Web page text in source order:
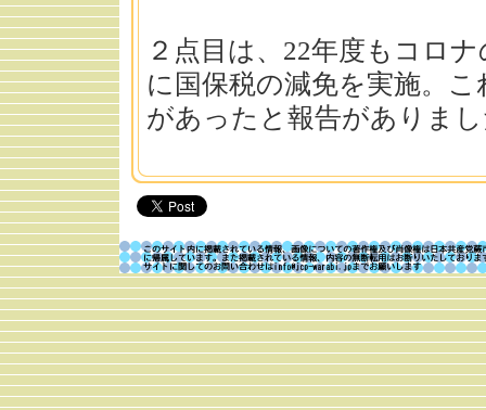
２点目は、22年度もコロ
に国保税の減免を実施。
があったと報告がありま